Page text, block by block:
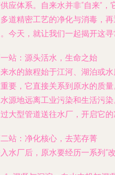
应体系。自来水并非“自来”
道精密工艺的净化与消毒，
今天，就让我们一起揭开这寻
站：源头活水，生命之始
水的旅程始于江河、湖泊或
要，它直接关系到原水的质
源地远离工业污染和生活污
大型管道送往水厂，开启它的
站：净化核心，去芜存菁
水厂后，原水要经历一系列“